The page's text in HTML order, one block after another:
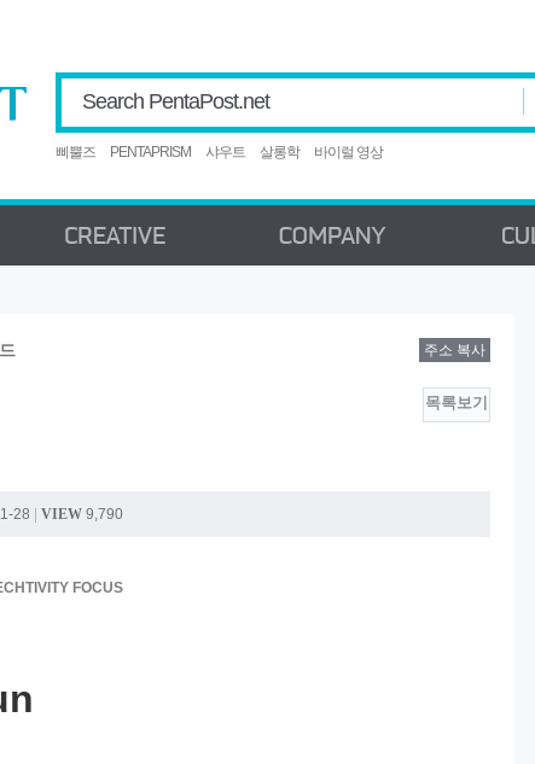
COMPANY
Search PentaPost.net
삐뿔즈 PENTAPRISM 샤우트 살롱학 바이럴 영상
주소 복사
목록보기
28 VIEW 9,790
FOCUS